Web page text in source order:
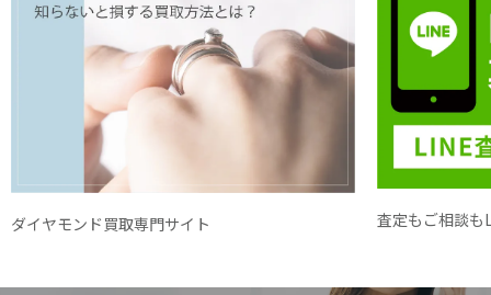
ダイヤモンド買取専門サイト 査定もご相談も